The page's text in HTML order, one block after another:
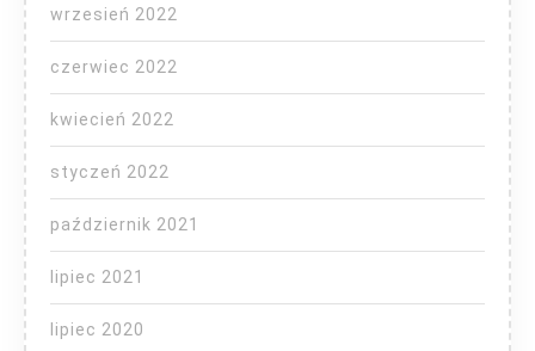
wrzesień 2022
czerwiec 2022
kwiecień 2022
styczeń 2022
październik 2021
lipiec 2021
lipiec 2020